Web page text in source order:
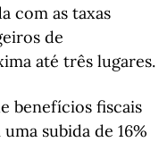
com as taxas
de
até três lugares.
benefícios fiscais
subida de 16%